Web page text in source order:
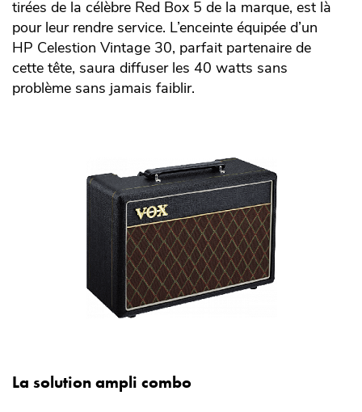
tirées de la célèbre Red Box 5 de la marque, est là
pour leur rendre service. L’enceinte équipée d’un
HP Celestion Vintage 30, parfait partenaire de
cette tête, saura diffuser les 40 watts sans
problème sans jamais faiblir.
La solution ampli combo